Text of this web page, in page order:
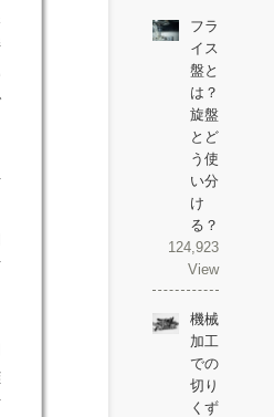
フラ
イス
盤と
は？
旋盤
とど
う使
い分
け
る？
124,923
View
機械
加工
での
切り
くず